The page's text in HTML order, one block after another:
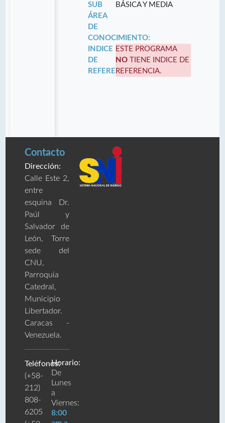
SUB
ÁREA
DE
CONOCIMIENTO:
BÁSICA Y MEDIA
INDICE
DE
REFERENCIA:
ESTE PROGRAMA
NO TIENE INDICE DE
REFERENCIA.
Contacto
Dirección:
Calle Este 2,
entre
esquina Dr.
Paúl y
Salvador de
León, Torre
sede del
CNU,
Parroquia
Catedral,
Municipio
Libertador.
Caracas -
Venezuela.
Teléfonos:
(+58-
212)
808-
6205
Horario:
De
Lunes
a
Viernes:
8:00